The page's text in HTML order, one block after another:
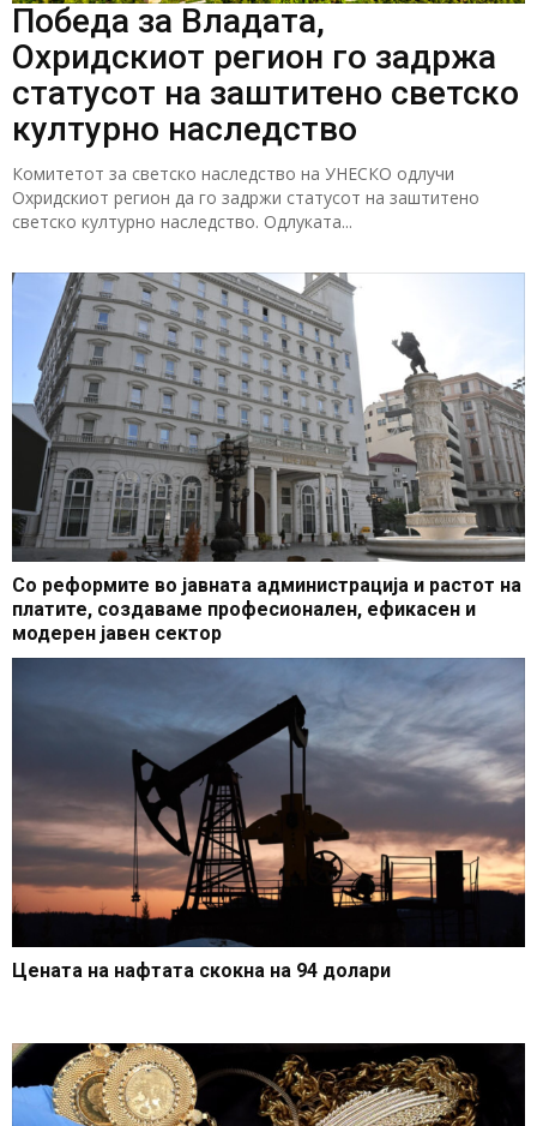
Победа за Владата,
Охридскиот регион го задржа
статусот на заштитено светско
културно наследство
Комитетот за светско наследство на УНЕСКО одлучи
Охридскиот регион да го задржи статусот на заштитено
светско културно наследство. Одлуката...
Со реформите во јавната администрација и растот на
платите, создаваме професионален, ефикасен и
модерен јавен сектор
Цената на нафтата скокна на 94 долари